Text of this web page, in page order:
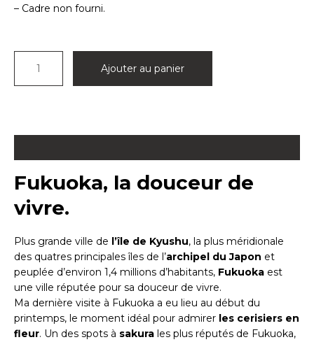
– Cadre non fourni.
Affiche
Ajouter au panier
Fukuoka, la douceur de
vivre.
Plus grande ville de l’île de Kyushu, la plus méridionale
des quatres principales îles de l’archipel du Japon et
peuplée d’environ 1,4 millions d’habitants, Fukuoka est
une ville réputée pour sa douceur de vivre.
Ma dernière visite à Fukuoka a eu lieu au début du
printemps, le moment idéal pour admirer les cerisiers en
fleur. Un des spots à sakura les plus réputés de Fukuoka,